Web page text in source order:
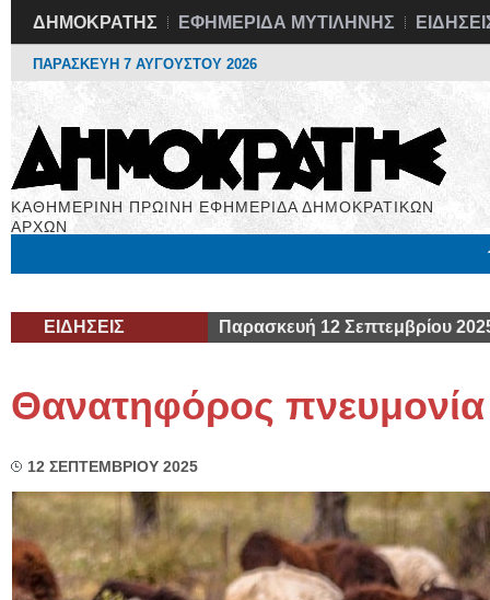
ΔΗΜΟΚΡΑΤΗΣ ΕΦΗΜΕΡΙΔΑ ΜΥΤΙΛΗΝΗΣ
ΠΑΡΑΣΚΕΥΗ 7 ΑΥΓΟΥΣΤΟΥ 2026
ΚΑΘΗΜΕΡΙΝΗ ΠΡΩΙΝΗ ΕΦΗΜΕΡΙΔΑ ΔΗΜΟΚΡΑΤΙΚΩΝ
ΑΡΧΩΝ
ΕΙΔΗΣΕΙΣ Παρασκευή 12 Σεπτεμβρίου
Θανατηφόρος
12 ΣΕΠΤΕΜΒΡΙΟΥ 2025